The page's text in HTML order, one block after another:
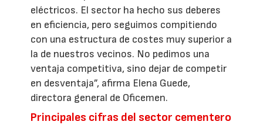
eléctricos. El sector ha hecho sus deberes
en eficiencia, pero seguimos compitiendo
con una estructura de costes muy superior a
la de nuestros vecinos. No pedimos una
ventaja competitiva, sino dejar de competir
en desventaja”, afirma Elena Guede,
directora general de Oficemen.
Principales cifras del sector cementero